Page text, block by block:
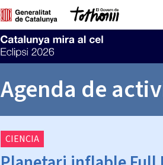
Agenda de
CIENCIA